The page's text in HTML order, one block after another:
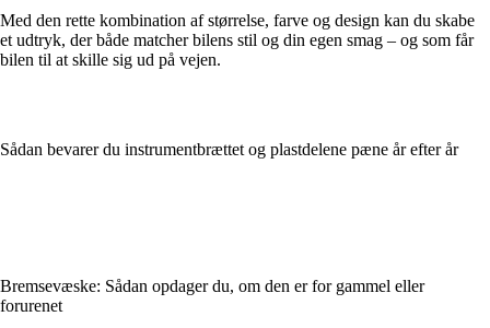
Med den rette kombination af størrelse, farve og design kan du skabe
et udtryk, der både matcher bilens stil og din egen smag – og som får
bilen til at skille sig ud på vejen.
Sådan bevarer du instrumentbrættet og plastdelene pæne år efter år
Bremsevæske: Sådan opdager du, om den er for gammel eller
forurenet